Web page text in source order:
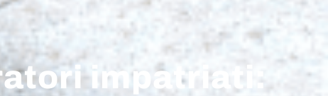
impatriati: